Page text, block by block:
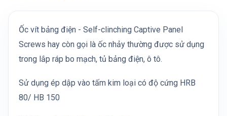
Ốc vít bảng điện - Self-clinching Captive Panel
Screws hay còn gọi là ốc nhảy thường được sử dụng
trong lắp ráp bo mạch, tủ bảng điện, ô tô.
Sử dụng ép dập vào tấm kim loại có độ cứng HRB
80/ HB 150